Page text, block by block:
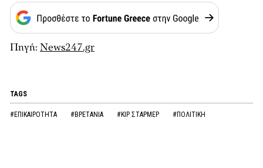
Πηγή: News247.gr
TAGS
#ΕΠΙΚΑΙΡΟΤΗΤΑ #ΒΡΕΤΑΝΙΑ #ΚΙΡ ΣΤΑΡΜΕΡ #ΠΟΛΙΤΙΚΗ